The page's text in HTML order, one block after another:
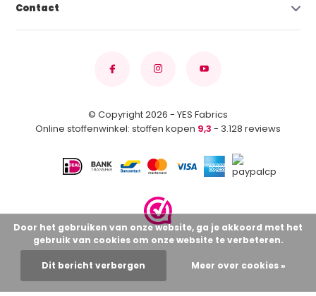
Contact
© Copyright 2026 - YES Fabrics
Online stoffenwinkel: stoffen kopen 9,3 - 3.128 reviews
Door het gebruiken van onze website, ga je akkoord met het
gebruik van cookies om onze website te verbeteren.
Dit bericht verbergen Meer over cookies »